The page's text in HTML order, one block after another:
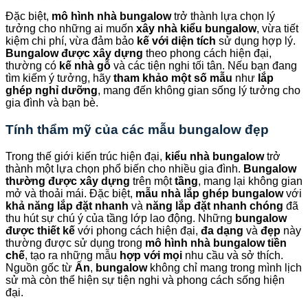
Đặc biệt, mô hình nhà bungalowtrở thành lựa chọn lý
tưởng cho những ai muốn xây nhà kiểu bungalow, vừa tiết
kiệm chi phí, vừa đảm bảo kế với diện tích sử dụng hợp lý.
Bungalow được xây dựng theo phong cách hiện đại,
thường có kế nhà gỗ và các tiện nghi tối tân. Nếu bạn đang
tìm kiếm ý tưởng, hãy tham khảo một số mẫu như lắp
ghép nghỉ dưỡng, mang đến không gian sống lý tưởng cho
gia đình và bạn bè.
Tính thẩm mỹ của các mẫu bungalow đẹp
Trong thế giới kiến trúc hiện đại, kiểu nhà bungalowtrở
thành một lựa chọn phổ biến cho nhiều gia đình. Bungalow
thường được xây dựng trên mộttầng, mang lại không gian
mở và thoải mái. Đặc biệt, mẫu nhà lắp ghép bungalowvới
khả năng lắp đặt nhanh và năng lắp đặt nhanh chóng đã
thu hút sự chú ý của tầng lớp lao động. Những bungalow
được thiết kế với phong cách hiện đại, đa dạng và đẹp này
thường được sử dụng trong mô hình nhà bungalow tiền
chế, tạo ra những mẫu hợp với mọi nhu cầu và sở thích.
Nguồn gốc từ Ấn, bungalowkhông chỉ mang trong mình lịch
sử mà còn thể hiện sự tiện nghi và phong cách sống hiện
đại.